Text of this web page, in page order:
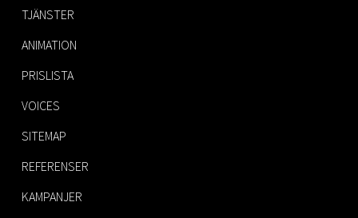
TJÄNSTER
ANIMATION
PRISLISTA
VOICES
SITEMAP
REFERENSER
KAMPANJER